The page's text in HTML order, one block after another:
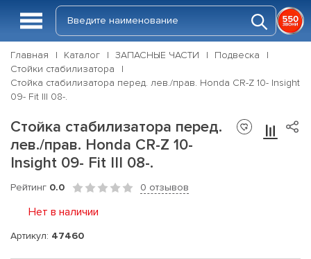
Главная Каталог ЗАПАСНЫЕ ЧАСТИ
Подвеска
Стойки стабилизатора
Стойка стабилизатора перед. лев./прав. Honda CR-Z 10- Insight
09- Fit III 08-.
Стойка стабилизатора перед.
лев./прав. Honda CR-Z 10-
Insight 09- Fit III 08-.
Рейтинг 0.0 0 отзывов
Нет в наличии
Артикул: 47460